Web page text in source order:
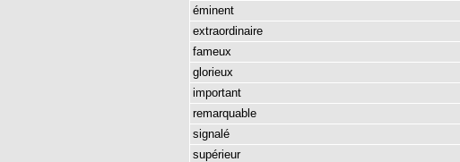
éminent
extraordinaire
fameux
glorieux
important
remarquable
signalé
supérieur